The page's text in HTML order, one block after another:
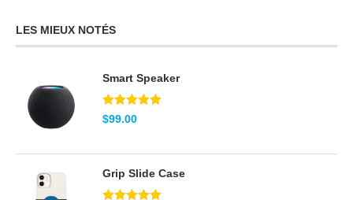
LES MIEUX NOTÉS
Smart Speaker
Note5.00
sur 5
$99.00
Grip Slide Case